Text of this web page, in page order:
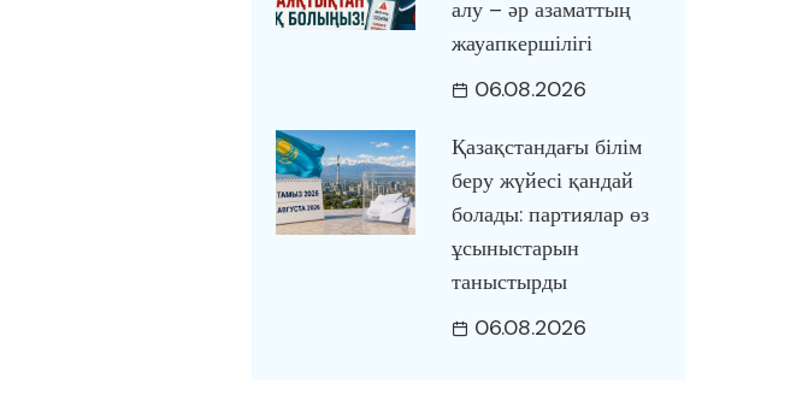
алу – әр азаматтың
жауапкершілігі
06.08.2026
Қазақстандағы білім
беру жүйесі қандай
болады: партиялар өз
ұсыныстарын
таныстырды
06.08.2026